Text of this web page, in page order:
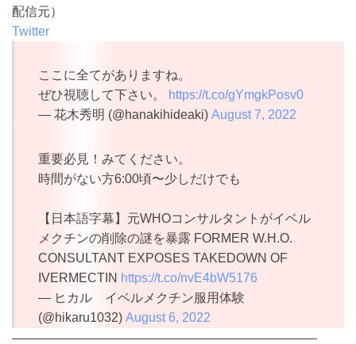
配信元）
Twitter
ここに全てがありますね。
ぜひ視聴して下さい。
https://t.co/gYmgkPosv0
— 花木秀明 (@hanakihideaki) August 7, 2022
重要必見！みてください。
時間がない方6:00頃〜少しだけでも
【日本語字幕】元WHOコンサルタントがイベル
メクチンの削除の謎を暴露 FORMER W.H.O.
CONSULTANT EXPOSES TAKEDOWN OF
IVERMECTIN https://t.co/nvE4bW5176
— ヒカル イベルメクチン服用体験
(@hikaru1032) August 6, 2022
————————————————————————